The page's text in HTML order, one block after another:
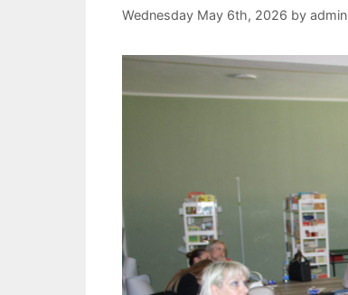
Wednesday May 6th, 2026 by admin